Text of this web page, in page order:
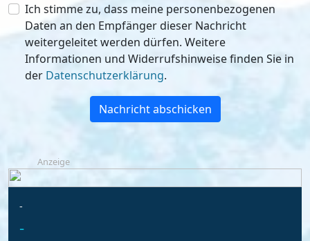
Ich stimme zu, dass meine personenbezogenen
Daten an den Empfänger dieser Nachricht
weitergeleitet werden dürfen. Weitere
Informationen und Widerrufshinweise finden Sie in
der Datenschutzerklärung.
Nachricht abschicken
Anzeige
-
-